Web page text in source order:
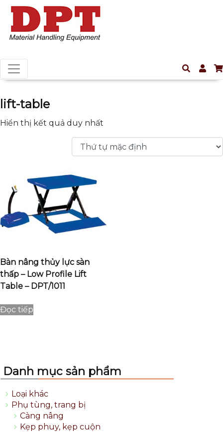
lift-table
Hiển thị kết quả duy nhất
Bàn nâng thủy lực sàn
thấp – Low Profile Lift
Table – DPT/1011
Đọc tiếp
Danh mục sản phẩm
Loại khác
Phụ tùng, trang bị
Càng nâng
Kẹp phuy, kẹp cuộn